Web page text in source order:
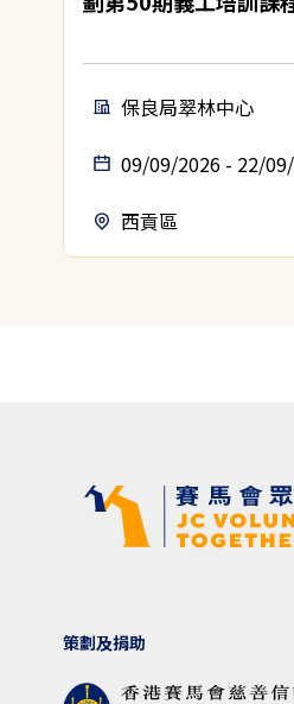
保良局翠林中心
09/09/2026 - 22/
西貢區
策劃及捐助